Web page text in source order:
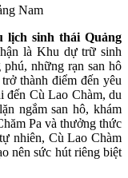
Nam
lịch sinh thái Quảng
là Khu dự trữ sinh
những rạn san hô
thành điểm đến yêu
đến Cù Lao Chàm, du
ngắm san hô, khám
Pa và thưởng thức
nhiên, Cù Lao Chàm
nên sức hút riêng biệt